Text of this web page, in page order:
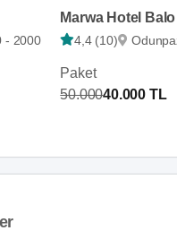
- 2000 4,4 (10)
Paket
50.00040.000 TL